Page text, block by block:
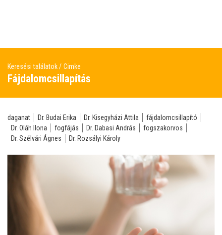
Keresési találatok Cimke
Fájdalomcsillapítás
daganat Dr. Budai Erika Dr. Kisegyházi Attila
fájdalomcsillapító
Dr. Oláh Ilona
fogfájás Dr. Dabasi András
fogszakorvos
Dr. Szélvári Ágnes
Dr. Rozsályi Károly